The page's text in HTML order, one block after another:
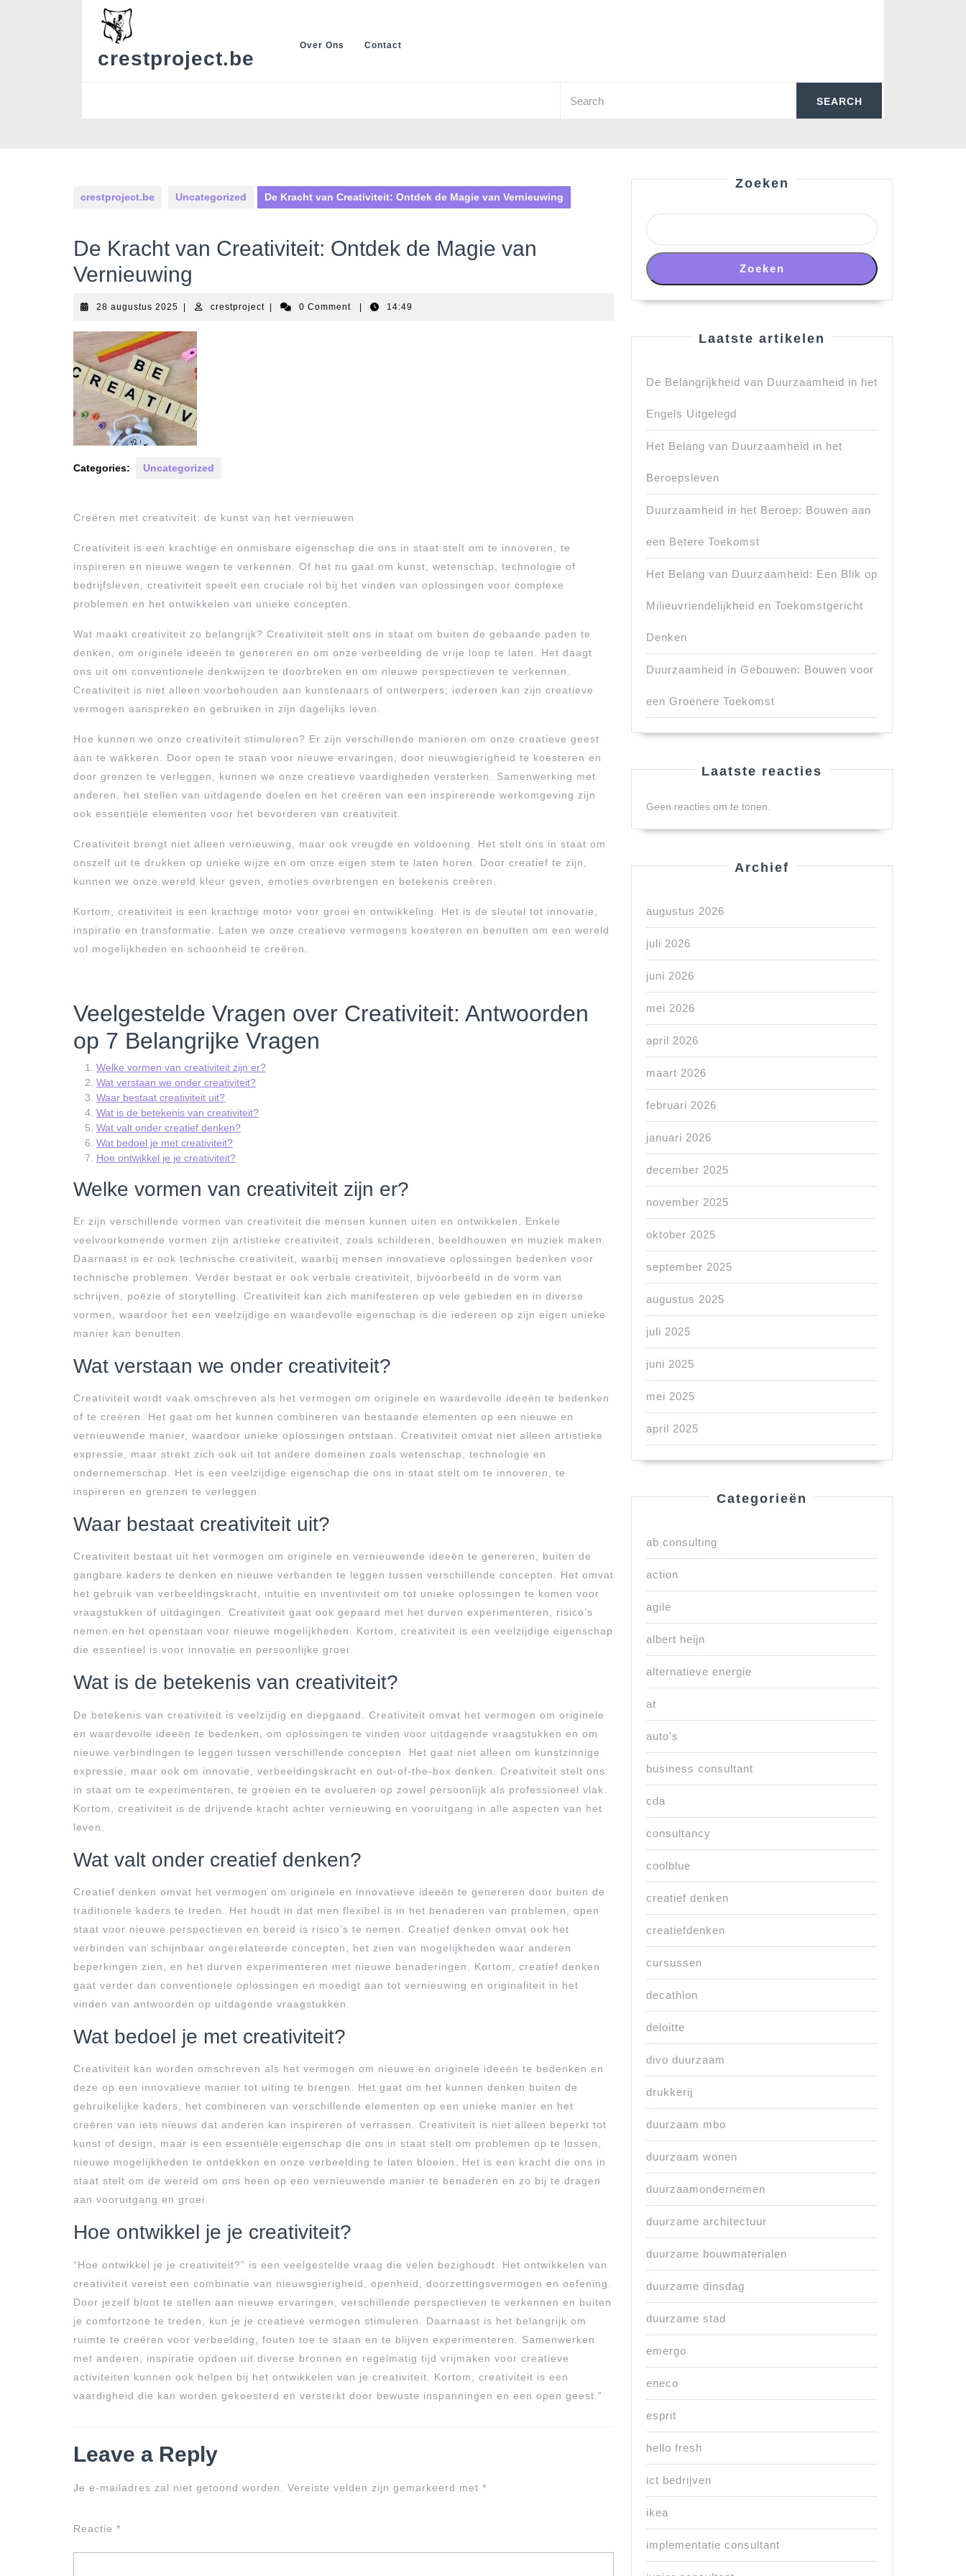
crestproject.be
Over Ons Contact
Search
crestproject.be Uncategorized De Kracht van Creativiteit: Ontdek de Magie van Vernieuwing
De Kracht van Creativiteit: Ontdek de Magie van
Vernieuwing
28 augustus 2025 28
2025
crestprojectcrestproject0 Comment 14:49
Categories: Uncategorized
Creëren met creativiteit: de kunst van het vernieuwen
Creativiteit is een krachtige en onmisbare eigenschap die ons in staat stelt om te innoveren, te
inspireren en nieuwe wegen te verkennen. Of het nu gaat om kunst, wetenschap, technologie of
bedrijfsleven, creativiteit speelt een cruciale rol bij het vinden van oplossingen voor complexe
problemen en het ontwikkelen van unieke concepten.
Wat maakt creativiteit zo belangrijk? Creativiteit stelt ons in staat om buiten de gebaande paden te
denken, om originele ideeën te genereren en om onze verbeelding de vrije loop te laten. Het daagt
ons uit om conventionele denkwijzen te doorbreken en om nieuwe perspectieven te verkennen.
Creativiteit is niet alleen voorbehouden aan kunstenaars of ontwerpers; iedereen kan zijn creatieve
vermogen aanspreken en gebruiken in zijn dagelijks leven.
Hoe kunnen we onze creativiteit stimuleren? Er zijn verschillende manieren om onze creatieve geest
aan te wakkeren. Door open te staan voor nieuwe ervaringen, door nieuwsgierigheid te koesteren en
door grenzen te verleggen, kunnen we onze creatieve vaardigheden versterken. Samenwerking met
anderen, het stellen van uitdagende doelen en het creëren van een inspirerende werkomgeving zijn
ook essentiële elementen voor het bevorderen van creativiteit.
Creativiteit brengt niet alleen vernieuwing, maar ook vreugde en voldoening. Het stelt ons in staat om
onszelf uit te drukken op unieke wijze en om onze eigen stem te laten horen. Door creatief te zijn,
kunnen we onze wereld kleur geven, emoties overbrengen en betekenis creëren.
Kortom, creativiteit is een krachtige motor voor groei en ontwikkeling. Het is de sleutel tot innovatie,
inspiratie en transformatie. Laten we onze creatieve vermogens koesteren en benutten om een wereld
vol mogelijkheden en schoonheid te creëren.
Veelgestelde Vragen over Creativiteit: Antwoorden
op 7 Belangrijke Vragen
Welke vormen van creativiteit zijn er?
Wat verstaan we onder creativiteit?
Waar bestaat creativiteit uit?
Wat is de betekenis van creativiteit?
Wat valt onder creatief denken?
Wat bedoel je met creativiteit?
Hoe ontwikkel je je creativiteit?
Welke vormen van creativiteit zijn er?
Er zijn verschillende vormen van creativiteit die mensen kunnen uiten en ontwikkelen. Enkele
veelvoorkomende vormen zijn artistieke creativiteit, zoals schilderen, beeldhouwen en muziek maken.
Daarnaast is er ook technische creativiteit, waarbij mensen innovatieve oplossingen bedenken voor
technische problemen. Verder bestaat er ook verbale creativiteit, bijvoorbeeld in de vorm van
schrijven, poëzie of storytelling. Creativiteit kan zich manifesteren op vele gebieden en in diverse
vormen, waardoor het een veelzijdige en waardevolle eigenschap is die iedereen op zijn eigen unieke
manier kan benutten.
Wat verstaan we onder creativiteit?
Creativiteit wordt vaak omschreven als het vermogen om originele en waardevolle ideeën te bedenken
of te creëren. Het gaat om het kunnen combineren van bestaande elementen op een nieuwe en
vernieuwende manier, waardoor unieke oplossingen ontstaan. Creativiteit omvat niet alleen artistieke
expressie, maar strekt zich ook uit tot andere domeinen zoals wetenschap, technologie en
ondernemerschap. Het is een veelzijdige eigenschap die ons in staat stelt om te innoveren, te
inspireren en grenzen te verleggen.
Waar bestaat creativiteit uit?
Creativiteit bestaat uit het vermogen om originele en vernieuwende ideeën te genereren, buiten de
gangbare kaders te denken en nieuwe verbanden te leggen tussen verschillende concepten. Het omvat
het gebruik van verbeeldingskracht, intuïtie en inventiviteit om tot unieke oplossingen te komen voor
vraagstukken of uitdagingen. Creativiteit gaat ook gepaard met het durven experimenteren, risico’s
nemen en het openstaan voor nieuwe mogelijkheden. Kortom, creativiteit is een veelzijdige eigenschap
die essentieel is voor innovatie en persoonlijke groei.
Wat is de betekenis van creativiteit?
De betekenis van creativiteit is veelzijdig en diepgaand. Creativiteit omvat het vermogen om originele
en waardevolle ideeën te bedenken, om oplossingen te vinden voor uitdagende vraagstukken en om
nieuwe verbindingen te leggen tussen verschillende concepten. Het gaat niet alleen om kunstzinnige
expressie, maar ook om innovatie, verbeeldingskracht en out-of-the-box denken. Creativiteit stelt ons
in staat om te experimenteren, te groeien en te evolueren op zowel persoonlijk als professioneel vlak.
Kortom, creativiteit is de drijvende kracht achter vernieuwing en vooruitgang in alle aspecten van het
leven.
Wat valt onder creatief denken?
Creatief denken omvat het vermogen om originele en innovatieve ideeën te genereren door buiten de
traditionele kaders te treden. Het houdt in dat men flexibel is in het benaderen van problemen, open
staat voor nieuwe perspectieven en bereid is risico’s te nemen. Creatief denken omvat ook het
verbinden van schijnbaar ongerelateerde concepten, het zien van mogelijkheden waar anderen
beperkingen zien, en het durven experimenteren met nieuwe benaderingen. Kortom, creatief denken
gaat verder dan conventionele oplossingen en moedigt aan tot vernieuwing en originaliteit in het
vinden van antwoorden op uitdagende vraagstukken.
Wat bedoel je met creativiteit?
Creativiteit kan worden omschreven als het vermogen om nieuwe en originele ideeën te bedenken en
deze op een innovatieve manier tot uiting te brengen. Het gaat om het kunnen denken buiten de
gebruikelijke kaders, het combineren van verschillende elementen op een unieke manier en het
creëren van iets nieuws dat anderen kan inspireren of verrassen. Creativiteit is niet alleen beperkt tot
kunst of design, maar is een essentiële eigenschap die ons in staat stelt om problemen op te lossen,
nieuwe mogelijkheden te ontdekken en onze verbeelding te laten bloeien. Het is een kracht die ons in
staat stelt om de wereld om ons heen op een vernieuwende manier te benaderen en zo bij te dragen
aan vooruitgang en groei.
Hoe ontwikkel je je creativiteit?
“Hoe ontwikkel je je creativiteit?” is een veelgestelde vraag die velen bezighoudt. Het ontwikkelen van
creativiteit vereist een combinatie van nieuwsgierigheid, openheid, doorzettingsvermogen en oefening.
Door jezelf bloot te stellen aan nieuwe ervaringen, verschillende perspectieven te verkennen en buiten
je comfortzone te treden, kun je je creatieve vermogen stimuleren. Daarnaast is het belangrijk om
ruimte te creëren voor verbeelding, fouten toe te staan en te blijven experimenteren. Samenwerken
met anderen, inspiratie opdoen uit diverse bronnen en regelmatig tijd vrijmaken voor creatieve
activiteiten kunnen ook helpen bij het ontwikkelen van je creativiteit. Kortom, creativiteit is een
vaardigheid die kan worden gekoesterd en versterkt door bewuste inspanningen en een open geest.”
Leave a Reply
Je e-mailadres zal niet getoond worden. Vereiste velden zijn gemarkeerd met *
Reactie *
Zoeken
Zoeken
Laatste artikelen
De Belangrijkheid van Duurzaamheid in het
Engels Uitgelegd
Het Belang van Duurzaamheid in het
Beroepsleven
Duurzaamheid in het Beroep: Bouwen aan
een Betere Toekomst
Het Belang van Duurzaamheid: Een Blik op
Milieuvriendelijkheid en Toekomstgericht
Denken
Duurzaamheid in Gebouwen: Bouwen voor
een Groenere Toekomst
Laatste reacties
Geen reacties om te tonen.
Archief
augustus 2026
juli 2026
juni 2026
mei 2026
april 2026
maart 2026
februari 2026
januari 2026
december 2025
november 2025
oktober 2025
september 2025
augustus 2025
juli 2025
juni 2025
mei 2025
april 2025
Categorieën
ab consulting
action
agile
albert heijn
alternatieve energie
at
auto's
business consultant
cda
consultancy
coolblue
creatief denken
creatiefdenken
cursussen
decathlon
deloitte
divo duurzaam
drukkerij
duurzaam mbo
duurzaam wonen
duurzaamondernemen
duurzame architectuur
duurzame bouwmaterialen
duurzame dinsdag
duurzame stad
emergo
eneco
esprit
hello fresh
ict bedrijven
ikea
implementatie consultant